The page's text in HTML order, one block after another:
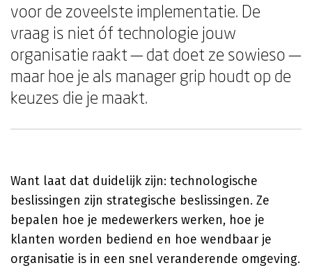
voor de zoveelste implementatie. De
vraag is niet óf technologie jouw
organisatie raakt — dat doet ze sowieso —
maar hoe je als manager grip houdt op de
keuzes die je maakt.
Want laat dat duidelijk zijn: technologische
beslissingen zijn strategische beslissingen. Ze
bepalen hoe je medewerkers werken, hoe je
klanten worden bediend en hoe wendbaar je
organisatie is in een snel veranderende omgeving.